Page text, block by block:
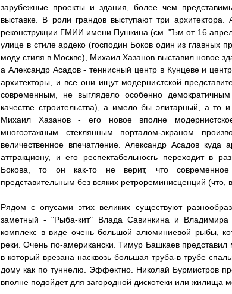
зарубежные проекты и здания, более чем
выставке. В роли грандов выступают три архитектора.
реконструкции ГМИИ имени Пушкина (см. "Ъм от 16
улице в стиле ардеко (господин Боков один из главных
моду стиля в Москве), Михаил Хазанов выставил новое
а Александр Асадов - теннисный центр в Кунцеве и
архитекторы, и все они ищут модернистской
современным, не выглядело особенно
качестве строительства), а имело бы элитарный, а то
Михаил Хазанов - его новое вполне
многоэтажным стеклянным порталом-экраном
величественное впечатление. Александр Асадов куда
аттракциону, и его респектабельносгь переходит в
Бокова, то он как-то не верит, что
представительным без всяких ретрореминисценций (что,
Рядом с опусами этих великих существуют
заметный - "Рыба-кит" Влада Савинкина и Владимира
комплекс в виде очень большой алюминиевой рыбы,
реки. Очень по-американски. Тимур Башкаев
в который врезана насквозь большая труба-в трубе
дому как по туннелю. Эффектно. Николай Бурмистров
вполне подойдет для загородной дискотеки или жилища